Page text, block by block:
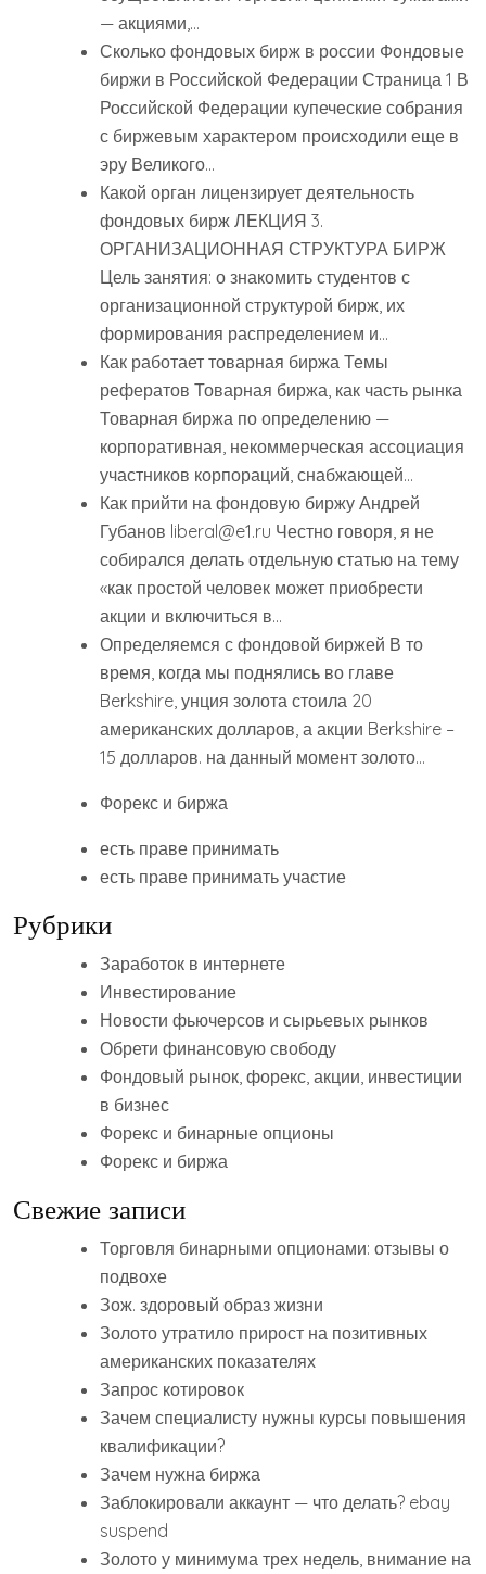
— акциями,…
Сколько фондовых бирж в россии Фондовые
биржи в Российской Федерации Страница 1 В
Российской Федерации купеческие собрания
с биржевым характером происходили еще в
эру Великого…
Какой орган лицензирует деятельность
фондовых бирж ЛЕКЦИЯ 3.
ОРГАНИЗАЦИОННАЯ СТРУКТУРА БИРЖ
Цель занятия: о знакомить студентов с
организационной структурой бирж, их
формирования распределением и…
Как работает товарная биржа Темы
рефератов Товарная биржа, как часть рынка
Товарная биржа по определению —
корпоративная, некоммерческая ассоциация
участников корпораций, снабжающей…
Как прийти на фондовую биржу Андрей
Губанов liberal@e1.ru Честно говоря, я не
собирался делать отдельную статью на тему
«как простой человек может приобрести
акции и включиться в…
Определяемся с фондовой биржей В то
время, когда мы поднялись во главе
Berkshire, унция золота стоила 20
американских долларов, а акции Berkshire –
15 долларов. на данный момент золото…
Форекс и биржа
есть праве принимать
есть праве принимать участие
Рубрики
Заработок в интернете
Инвестирование
Новости фьючерсов и сырьевых рынков
Обрети финансовую свободу
Фондовый рынок, форекс, акции, инвестиции
в бизнес
Форекс и бинарные опционы
Форекс и биржа
Свежие записи
Торговля бинарными опционами: отзывы о
подвохе
Зож. здоровый образ жизни
Золото утратило прирост на позитивных
американских показателях
Запрос котировок
Зачем специалисту нужны курсы повышения
квалификации?
Зачем нужна биржа
Заблокировали аккаунт — что делать? ebay
suspend
Золото у минимума трех недель, внимание на